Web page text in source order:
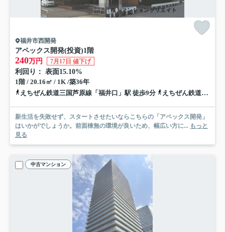
福井市西開発
アペックス開発(投資)1階
240万円 7月17日 値下げ
利回り： 表面15.10%
1階 / 20.16㎡ / 1K /築36年
えちぜん鉄道三国芦原線「福井口」駅 徒歩9分
えちぜん鉄道三国芦原線「まつもと町屋」駅 徒歩10分
新生活を失敗せず、スタートさせたいならこちらの「アペックス開発」
はいかがでしょうか。前面棟無の環境が良いため、幅広い方に... もっと
見る
中古マンション